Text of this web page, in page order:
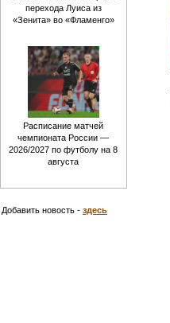
перехода Луиса из
«Зенита» во «Фламенго»
Расписание матчей
чемпионата России —
2026/2027 по футболу на 8
августа
Добавить новость - здесь